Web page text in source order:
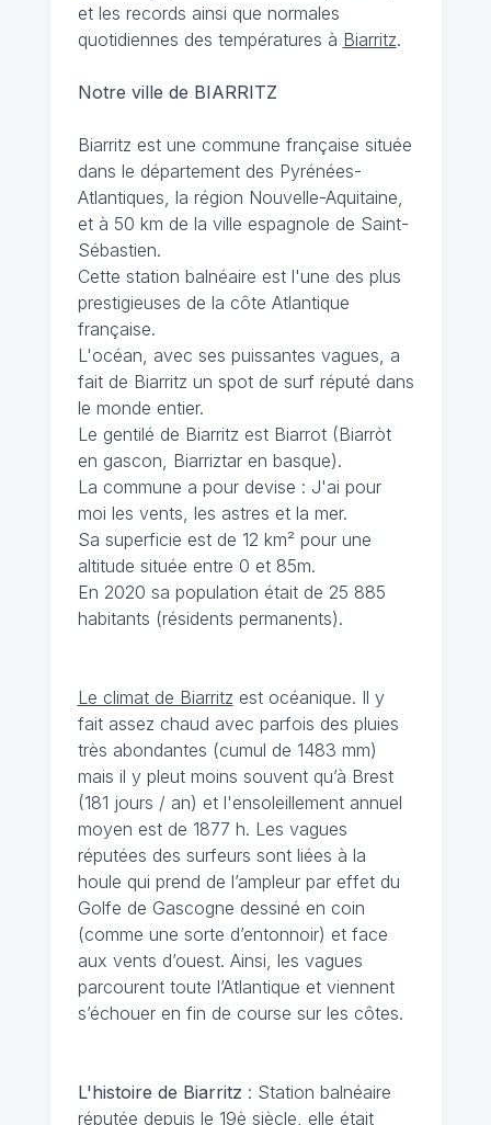
et les records ainsi que normales
quotidiennes des températures à Biarritz.
Notre ville de BIARRITZ
Biarritz est une commune française située
dans le département des Pyrénées-
Atlantiques, la région Nouvelle-Aquitaine,
et à 50 km de la ville espagnole de Saint-
Sébastien.
Cette station balnéaire est l'une des plus
prestigieuses de la côte Atlantique
française.
L'océan, avec ses puissantes vagues, a
fait de Biarritz un spot de surf réputé dans
le monde entier.
Le gentilé de Biarritz est Biarrot (Biarròt
en gascon, Biarriztar en basque).
La commune a pour devise : J'ai pour
moi les vents, les astres et la mer.
Sa superficie est de 12 km² pour une
altitude située entre 0 et 85m.
En 2020 sa population était de 25 885
habitants (résidents permanents).
Le climat de Biarritz est océanique. Il y
fait assez chaud avec parfois des pluies
très abondantes (cumul de 1483 mm)
mais il y pleut moins souvent qu’à Brest
(181 jours / an) et l'ensoleillement annuel
moyen est de 1877 h. Les vagues
réputées des surfeurs sont liées à la
houle qui prend de l’ampleur par effet du
Golfe de Gascogne dessiné en coin
(comme une sorte d’entonnoir) et face
aux vents d’ouest. Ainsi, les vagues
parcourent toute l’Atlantique et viennent
s’échouer en fin de course sur les côtes.
L'histoire de Biarritz : Station balnéaire
réputée depuis le 19è siècle, elle était